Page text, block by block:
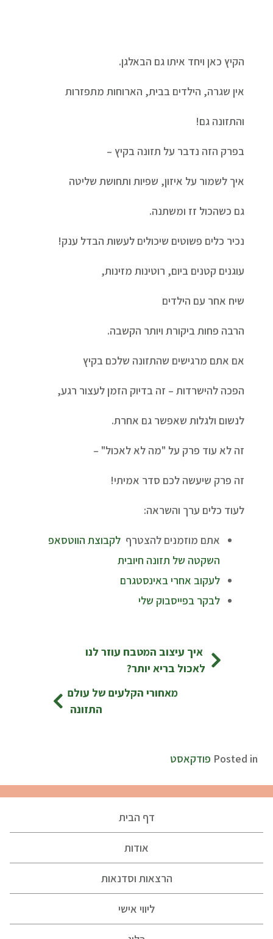
הקיץ כאן ויחד איתו גם הבאלגן.
אין שגרה, הילדים בבית, הארוחות מתפזרות
והתזונה גם!
בפרק הזה נדבר על תזונה בקיץ –
איך לשמור על איזון, שפיות ותחושת שליטה
גם כשהכול זז ומשתנה.
נכיר כלים פשוטים שיכולים לעשות הבדל ענק!
עוגנים קטנים ביום, רוטינות מזינות,
שיח אחר עם הילדים
הרבה פחות ביקורת ויותר הקשבה.
אם אתם מרגישים שהתזונה שלכם בקיץ
הפכה להישרדות – זה בדיוק הזמן לעצור רגע,
לנשום ולגלות שאפשר גם אחרת.
זה לא עוד פרק על "מה לא לאכול" –
זה פרק שיעשה לכם סדר אמיתי!
לעוד כלים ערך והשראה:
אתם מוזמנים להצטרף לקבוצת הווטסאפ
השקטה של תזונה חיובית
לעקוב אחרי באינסטגרם
לבקר בפייסבוק שלי
ניווט בפרסומים
איך עיצוב המטבח עוזר לנו
לאכול בריא יותר?
מאחורי הקלעים של עולם
התזונה
Posted in פודקאסט
דף הבית
אודות
הרצאות וסדנאות
ליווי אישי